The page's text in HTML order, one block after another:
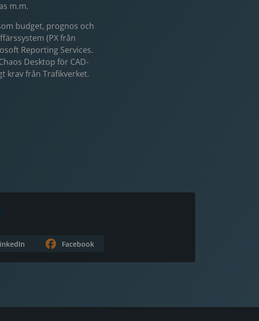
m.m.
budget, prognos och
(PX från
Reporting Services.
Desktop för CAD-
krav från Trafikverket.
Facebook